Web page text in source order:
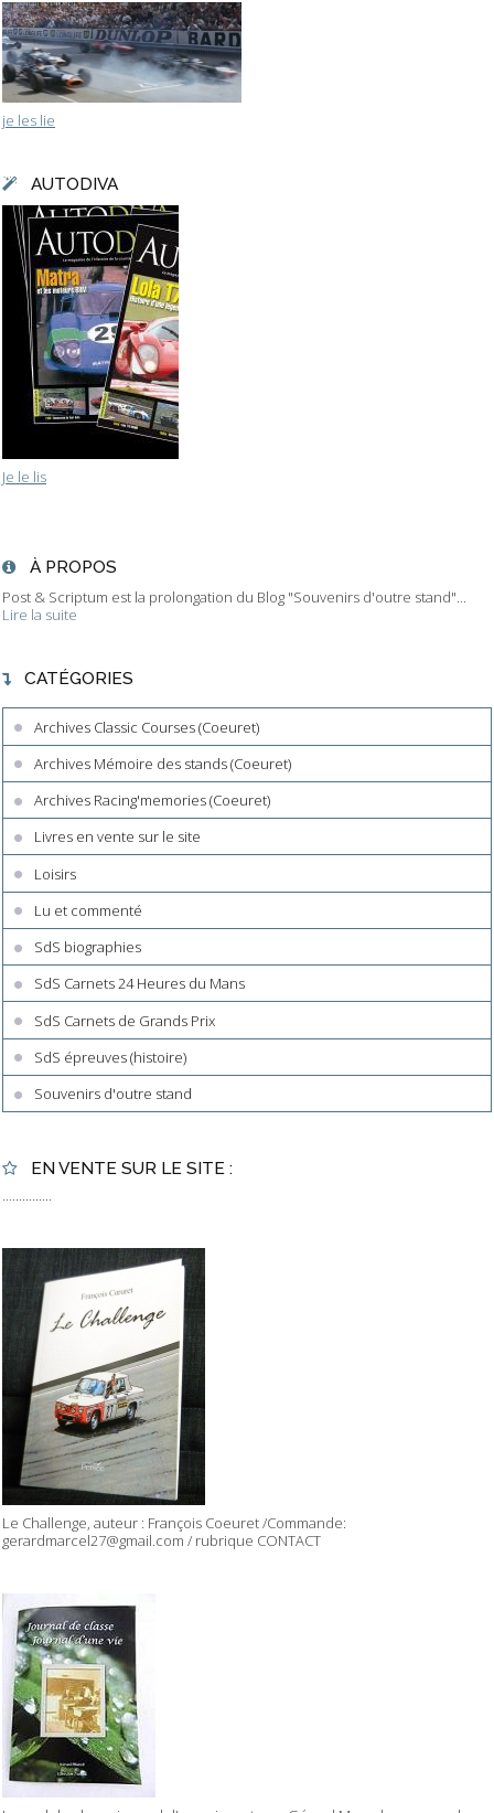
je les lie
AUTODIVA
Je le lis
À PROPOS
Post & Scriptum est la prolongation du Blog "Souvenirs d'outre stand"...
Lire la suite
CATÉGORIES
Archives Classic Courses (Coeuret)
Archives Mémoire des stands (Coeuret)
Archives Racing'memories (Coeuret)
Livres en vente sur le site
Loisirs
Lu et commenté
SdS biographies
SdS Carnets 24 Heures du Mans
SdS Carnets de Grands Prix
SdS épreuves (histoire)
Souvenirs d'outre stand
EN VENTE SUR LE SITE :
...............
Le Challenge, auteur : François Coeuret /Commande:
gerardmarcel27@gmail.com / rubrique CONTACT